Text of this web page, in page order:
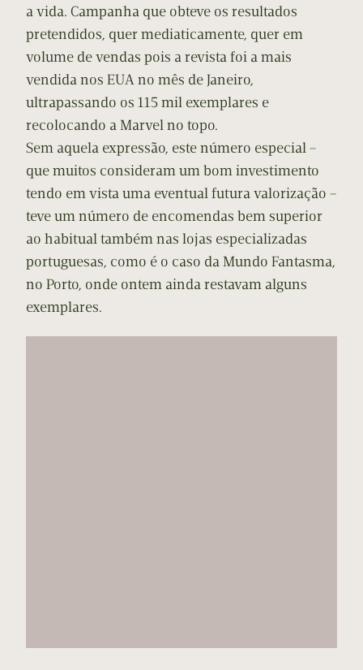
a vida. Campanha que obteve os resultados
pretendidos, quer mediaticamente, quer em
volume de vendas pois a revista foi a mais
vendida nos EUA no mês de Janeiro,
ultrapassando os 115 mil exemplares e
recolocando a Marvel no topo.
Sem aquela expressão, este número especial –
que muitos consideram um bom investimento
tendo em vista uma eventual futura valorização –
teve um número de encomendas bem superior
ao habitual também nas lojas especializadas
portuguesas, como é o caso da Mundo Fantasma,
no Porto, onde ontem ainda restavam alguns
exemplares.